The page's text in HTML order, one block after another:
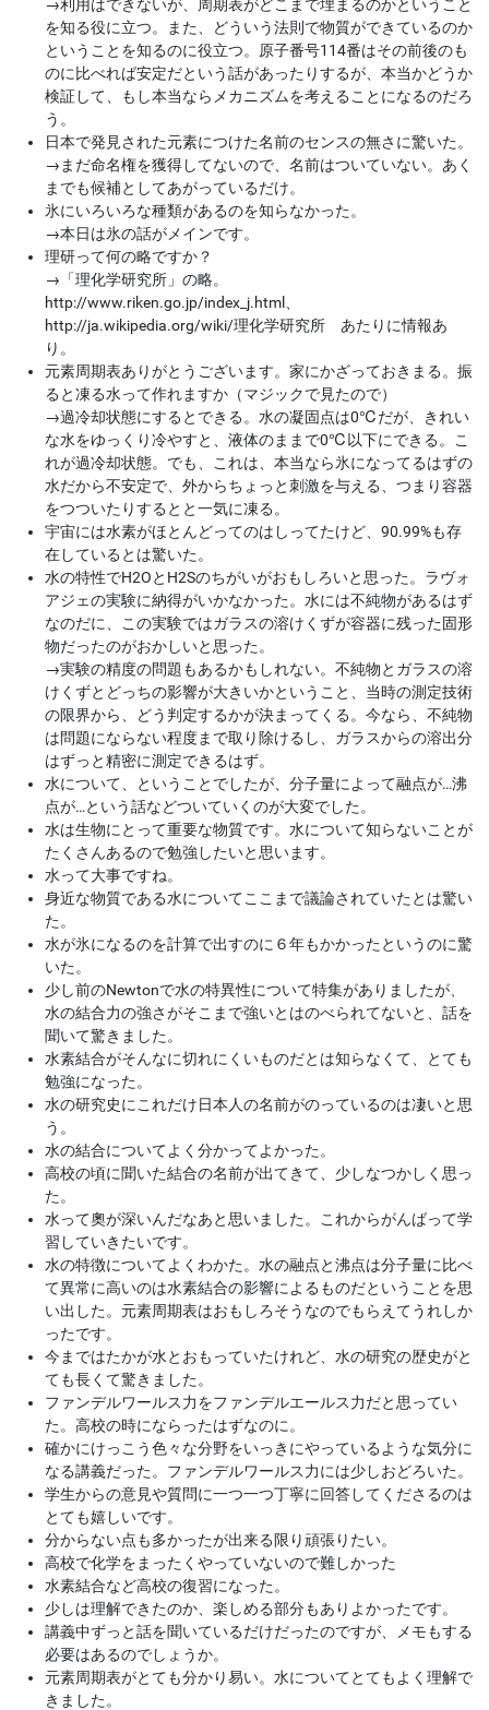
→利用はできないが、周期表がどこまで埋まるのかということ
を知る役に立つ。また、どういう法則で物質ができているのか
ということを知るのに役立つ。原子番号114番はその前後のも
のに比べれば安定だという話があったりするが、本当かどうか
検証して、もし本当ならメカニズムを考えることになるのだろ
う。
日本で発見された元素につけた名前のセンスの無さに驚いた。
→ まだ命名権を獲得してないので、名前はついていない。あく
までも候補としてあがっているだけ。
氷にいろいろな種類があるのを知らなかった。
→本日は氷の話がメインです。
理研って何の略ですか？
→ 「理化学研究所」の略。
http://www.riken.go.jp/index_j.html、
http://ja.wikipedia.org/wiki/理化学研究所 あたりに情報あ
り。
元素周期表ありがとうございます。家にかざっておきまる。振
ると凍る水って作れますか（マジックで見たので）
→過冷却状態にするとできる。水の凝固点は0℃だが、きれい
な水をゆっくり冷やすと、液体のままで0℃以下にできる。こ
れが過冷却状態。でも、これは、本当なら氷になってるはずの
水だから不安定で、外からちょっと刺激を与える、つまり容器
をつついたりするとと一気に凍る。
宇宙には水素がほとんどってのはしってたけど、90.99%も存
在しているとは驚いた。
水の特性でH2OとH2Sのちがいがおもしろいと思った。ラヴォ
アジェの実験に納得がいかなかった。水には不純物があるはず
なのだに、この実験ではガラスの溶けくずが容器に残った固形
物だったのがおかしいと思った。
→実験の精度の問題もあるかもしれない。不純物とガラスの溶
けくずとどっちの影響が大きいかということ、当時の測定技術
の限界から、どう判定するかが決まってくる。今なら、不純物
は問題にならない程度まで取り除けるし、ガラスからの溶出分
はずっと精密に測定できるはず。
水について、ということでしたが、分子量によって融点が…沸
点が…という話などついていくのが大変でした。
水は生物にとって重要な物質です。水について知らないことが
たくさんあるので勉強したいと思います。
水って大事ですね。
身近な物質である水についてここまで議論されていたとは驚い
た。
水が氷になるのを計算で出すのに６年もかかったというのに驚
いた。
少し前のNewtonで水の特異性について特集がありましたが、
水の結合力の強さがそこまで強いとはのべられてないと、話を
聞いて驚きました。
水素結合がそんなに切れにくいものだとは知らなくて、とても
勉強になった。
水の研究史にこれだけ日本人の名前がのっているのは凄いと思
う。
水の結合についてよく分かってよかった。
高校の頃に聞いた結合の名前が出てきて、少しなつかしく思っ
た。
水って奧が深いんだなあと思いました。これからがんばって学
習していきたいです。
水の特徴についてよくわかた。水の融点と沸点は分子量に比べ
て異常に高いのは水素結合の影響によるものだということを思
い出した。元素周期表はおもしろそうなのでもらえてうれしか
ったです。
今まではたかが水とおもっていたけれど、水の研究の歴史がと
ても長くて驚きました。
ファンデルワールス力をファンデルエールス力だと思ってい
た。高校の時にならったはずなのに。
確かにけっこう色々な分野をいっきにやっているような気分に
なる講義だった。ファンデルワールス力には少しおどろいた。
学生からの意見や質問に一つ一つ丁寧に回答してくださるのは
とても嬉しいです。
分からない点も多かったが出来る限り頑張りたい。
高校で化学をまったくやっていないので難しかった
水素結合など高校の復習になった。
少しは理解できたのか、楽しめる部分もありよかったです。
講義中ずっと話を聞いているだけだったのですが、メモもする
必要はあるのでしょうか。
元素周期表がとても分かり易い。水についてとてもよく理解で
きました。